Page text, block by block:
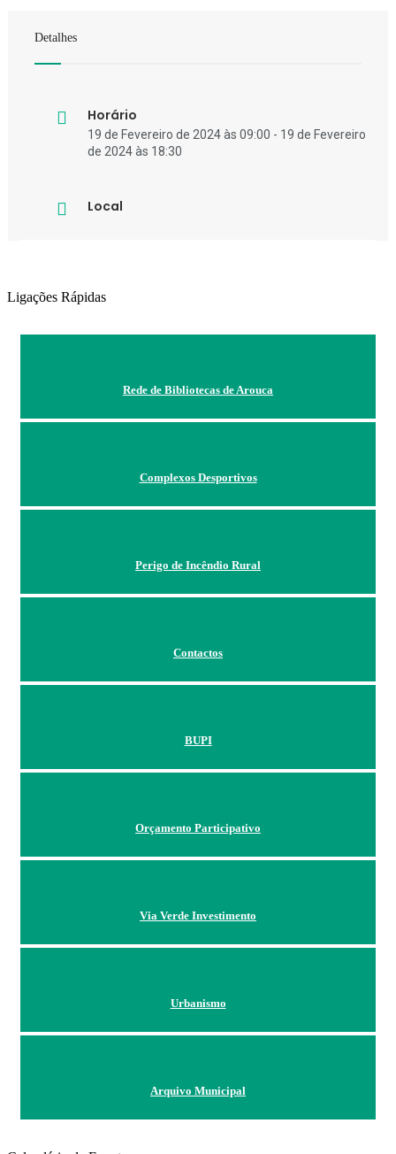
Detalhes
Horário
19 de Fevereiro de 2024 às 09:00 - 19 de Fevereiro
de 2024 às 18:30
Local
Ligações Rápidas
Rede de Bibliotecas de Arouca
Complexos Desportivos
Perigo de Incêndio Rural
Contactos
BUPI
Orçamento Participativo
Via Verde Investimento
Urbanismo
Arquivo Municipal